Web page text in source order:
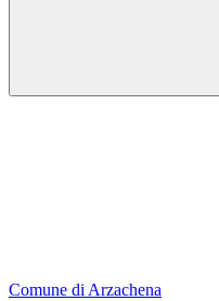
Comune di Arzachena